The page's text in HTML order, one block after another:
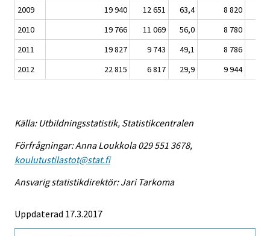
2009
19 940 12 651 63,4 8 820
2010
19 766 11 069 56,0 8 780
2011
19 827 9 743 49,1 8 786
2012
22 815 6 817 29,9 9 944
Källa: Utbildningsstatistik, Statistikcentralen
Förfrågningar: Anna Loukkola 029 551 3678,
koulutustilastot@stat.fi
Ansvarig statistikdirektör: Jari Tarkoma
Uppdaterad 17.3.2017